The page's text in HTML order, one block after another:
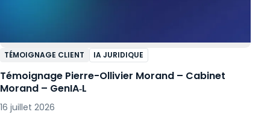
TÉMOIGNAGE CLIENT IA JURIDIQUE
Témoignage Pierre-Ollivier Morand – Cabinet
Morand – GenIA‑L
16 juillet 2026